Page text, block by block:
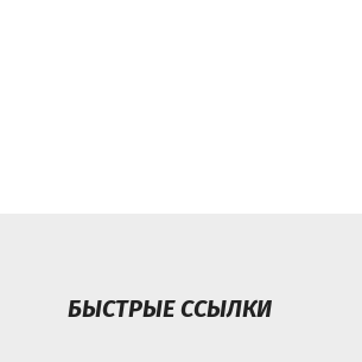
БЫСТРЫЕ ССЫЛКИ